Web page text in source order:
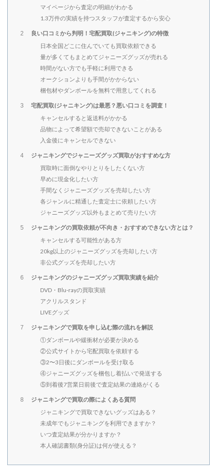
マイページから査定の明細がわかる
1.3万件の実績を持つスタッフが査定するから安心
2
良い口コミから判明！宅配買取(ジャニキング)の特徴
日本全国どこに住んでいても買取依頼できる
量が多くてもまとめてジャニーズグッズが売れる
時間がない方でも手軽に利用できる
オークションよりも手間がかからない
梱包材やダンボールを無料で用意してくれる
3
宅配買取(ジャニキング)は最悪？悪い口コミを調査！
キャンセルすると返送料がかかる
品物によって希望額で売却できないことがある
入金後にキャンセルできない
4
ジャニキングでジャニーズグッズ買取がおすすめな方
買取時に面倒なやりとりをしたくない方
早めに現金化したい方
手間なくジャニーズグッズを売却したい方
各ジャンルに精通した査定士に依頼したい方
ジャニーズグッズ以外もまとめて売りたい方
5
ジャニキングの買取依頼が不向き・おすすめできない方とは？
キャンセルする可能性がある方
20kg以上のジャニーズグッズを売却したい方
非公式グッズを売却したい方
6
ジャニキングのジャニーズグッズ買取実績を紹介
DVD・Blu-rayの買取実績
アクリルスタンド
LIVEグッズ
7
ジャニキングで買取を申し込む際の流れを解説
①ダンボールや緩衝材が必要か決める
②公式サイトから宅配買取を依頼する
③2〜3日後にダンボールを受け取る
④ジャニーズグッズを梱包し着払いで発送する
⑤到着後7営業日前後で査定結果の連絡がくる
8
ジャニキングで買取の際によくある質問
ジャニキングで買取できないグッズはある？
未成年でもジャニキングを利用できますか？
いつ査定結果が分かりますか？
本人確認書類(身分証)は何が使える？